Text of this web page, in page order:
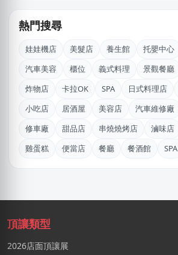
新北市｜預算 30萬~50萬元
簡X之
桃園市｜預算 10萬~30萬元
石X文
桃園市｜預算 10萬元以下
王X姐
新竹市｜預算 50萬~100萬元
BXch
台北市｜預算 10萬元以下
熱門搜尋
娃娃機店 美髮店 養生館 托嬰中心
汽車美容
櫃位 義式料理 景觀餐廳
炸物店
卡拉OK SPA 日式料理店
小吃店
居酒屋 美容店 汽車維修廠
修車廠
甜品店 串燒燒烤店 滷味店
雞蛋糕
便當店 餐廳 餐酒館 SPA
頂讓類型
2026店面頂讓展